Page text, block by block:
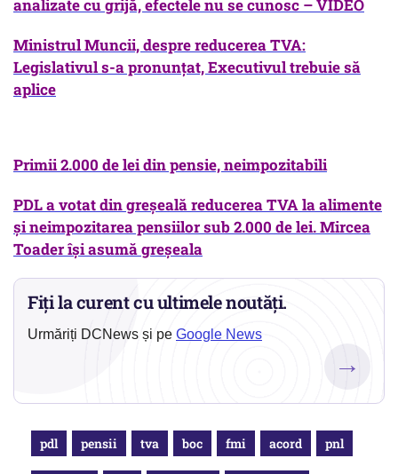
analizate cu grijă, efectele nu se cunosc – VIDEO
Ministrul Muncii, despre reducerea TVA:
Legislativul s-a pronunţat, Executivul trebuie să
aplice
Primii 2.000 de lei din pensie, neimpozitabili
PDL a votat din greşeală reducerea TVA la alimente
şi neimpozitarea pensiilor sub 2.000 de lei. Mircea
Toader îşi asumă greşeala
Fiți la curent cu ultimele noutăți.
Urmăriți DCNews și pe Google News
→
pdl pensii tva boc fmi acord pnl